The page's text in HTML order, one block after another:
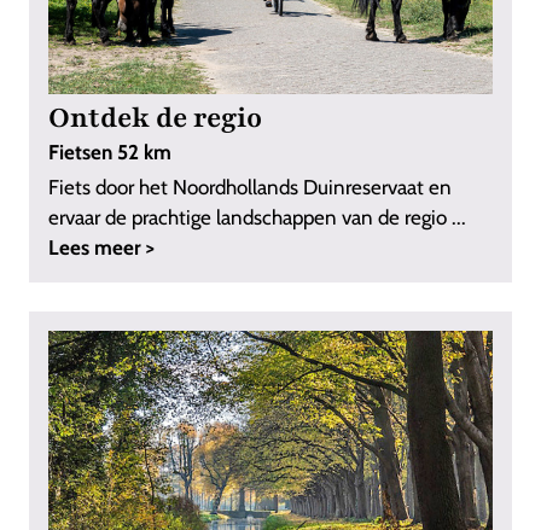
Ontdek de regio
Fietsen 52 km
Fiets door het Noordhollands Duinreservaat en
ervaar de prachtige landschappen van de regio ...
Lees meer >